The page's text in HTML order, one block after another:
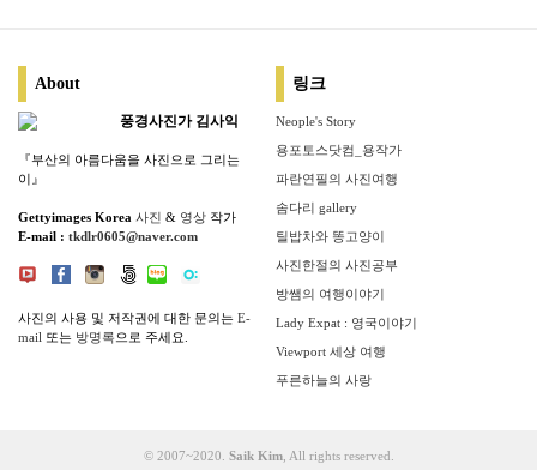
About
풍경사진가 김사익
『부산의 아름다움을 사진으로 그리는
이』
Gettyimages Korea 사진 & 영상 작가
E-mail : tkdlr0605@naver.com
사진의 사용 및 저작권에 대한 문의는 E-
mail 또는 방명록으로 주세요.
링크
Neople's Story
용포토스닷컴_용작가
파란연필의 사진여행
솜다리 gallery
틸밥차와 똥고양이
사진한절의 사진공부
방쌤의 여행이야기
Lady Expat : 영국이야기
Viewport 세상 여행
푸른하늘의 사랑
© 2007~2020. Saik Kim, All rights reserved.